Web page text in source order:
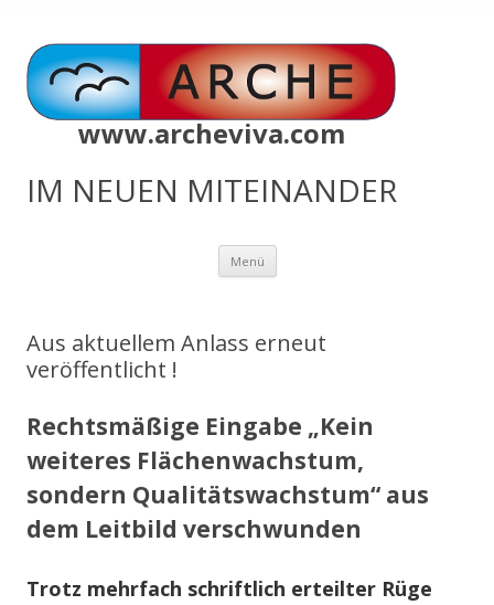
www.archeviva.com
IM NEUEN MITEINANDER
Menü Zum
springen
Aus aktuellem Anlass erneut
veröffentlicht !
Rechtsmäßige Eingabe „Kein
weiteres Flächenwachstum,
sondern Qualitätswachstum“ aus
dem Leitbild verschwunden
Trotz mehrfach schriftlich erteilter Rüge